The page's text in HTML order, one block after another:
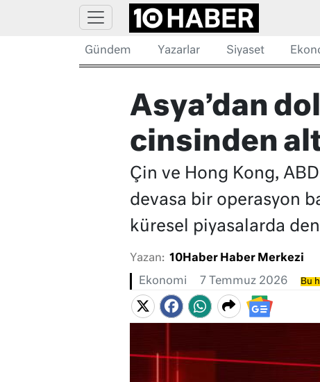
Gündem Yazarlar Siyaset
Asya’dan
cinsinden
Çin ve Hong Kong,
devasa bir operasyon
küresel piyasalarda
Yazan: 10Haber Haber Merkezi
Ekonomi 7 Temmuz 2026 Bu